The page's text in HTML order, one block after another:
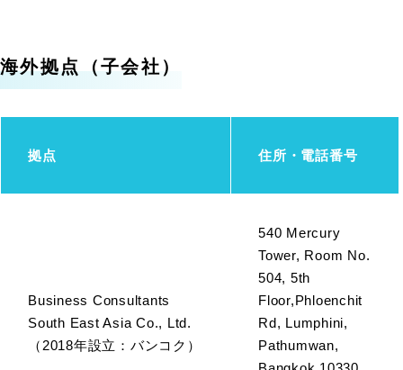
海外拠点（子会社）
拠点 住所・電話番号
Business Consultants
South East Asia Co., Ltd.
（2018年設立：バンコク）
540 Mercury
Tower, Room No.
504, 5th
Floor,Phloenchit
Rd, Lumphini,
Pathumwan,